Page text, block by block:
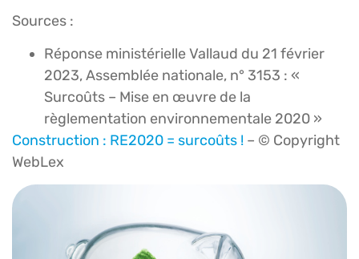
Sources :
Réponse ministérielle Vallaud du 21 février
2023, Assemblée nationale, n° 3153 : «
Surcoûts – Mise en œuvre de la
règlementation environnementale 2020 »
Construction : RE2020 = surcoûts ! – © Copyright
WebLex